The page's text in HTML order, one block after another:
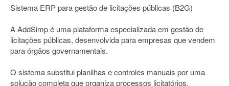
Sistema ERP para gestão de licitações públicas (B2G)
A AddSimp é uma plataforma especializada em gestão de
licitações públicas, desenvolvida para empresas que vendem
para órgãos governamentais.
O sistema substitui planilhas e controles manuais por uma
solução completa que organiza processos licitatórios,